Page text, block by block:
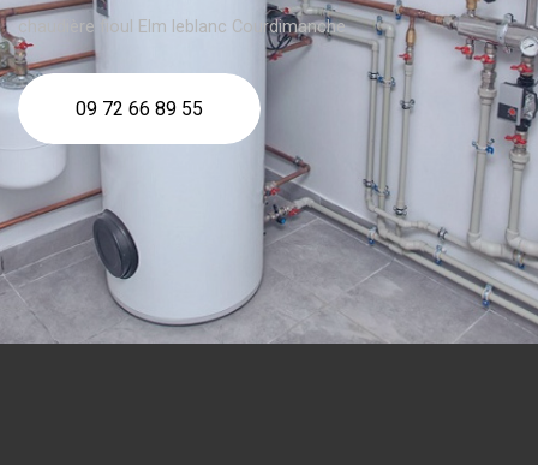
chaudière fioul Elm leblanc Courdimanche
09 72 66 89 55